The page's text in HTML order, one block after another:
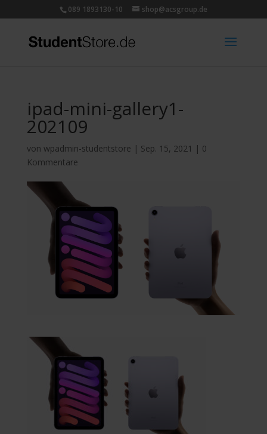
089 1893130-10 shop@acsgroup.de
ipad-mini-gallery1-
202109
von wpadmin-studentstore | Sep. 15, 2021 | 0
Kommentare